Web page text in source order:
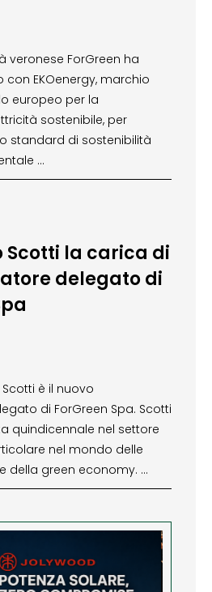
veronese ForGreen ha
EKOenergy, marchio
europeo per la
sostenibile, per
standard di sostenibilità
…
Scotti la carica di
delegato di
è il nuovo
di ForGreen Spa. Scotti
quindicennale nel settore
nel mondo delle
della green economy. …